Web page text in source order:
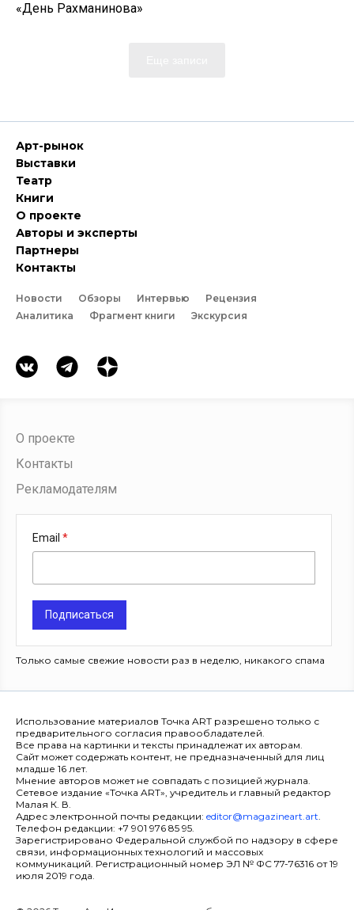
«День Рахманинова»
Арт-рынок
Выставки
Театр
Книги
О проекте
Авторы и эксперты
Партнеры
Контакты
Новости Обзоры Интервью
Рецензия
Аналитика
Фрагмент книги Экскурсия
О проекте
Контакты
Рекламодателям
Email
Подписаться
Только самые свежие новости раз в неделю, никакого спама
Использование материалов Точка ART разрешено только с
предварительного согласия правообладателей.
Все права на картинки и тексты принадлежат их авторам.
Сайт может содержать контент, не предназначенный для лиц
младше 16 лет.
Мнение авторов может не совпадать с позицией журнала.
Сетевое издание «Точка ART», учредитель и главный редактор
Малая К. В.
Адрес электронной почты редакции: editor@magazineart.art.
Телефон редакции: +7 901 976 85 95.
Зарегистрировано Федеральной службой по надзору в сфере
связи, информационных технологий и массовых
коммуникаций. Регистрационный номер ЭЛ № ФС 77-76316 от 19
июля 2019 года.